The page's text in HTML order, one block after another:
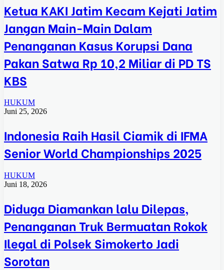
Ketua KAKI Jatim Kecam Kejati Jatim
Jangan Main-Main Dalam
Penanganan Kasus Korupsi Dana
Pakan Satwa Rp 10,2 Miliar di PD TS
KBS
HUKUM
Juni 25, 2026
Indonesia Raih Hasil Ciamik di IFMA
Senior World Championships 2025
HUKUM
Juni 18, 2026
Diduga Diamankan lalu Dilepas,
Penanganan Truk Bermuatan Rokok
Ilegal di Polsek Simokerto Jadi
Sorotan